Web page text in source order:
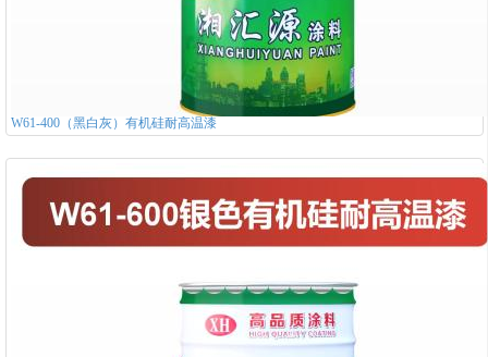
W61-400（黑白灰）有机硅耐高温漆